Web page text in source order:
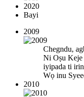
2020
Bayi
2009
Chegndu,
Ni Oṣu Keje
iyipada ti
Wọ inu
2010